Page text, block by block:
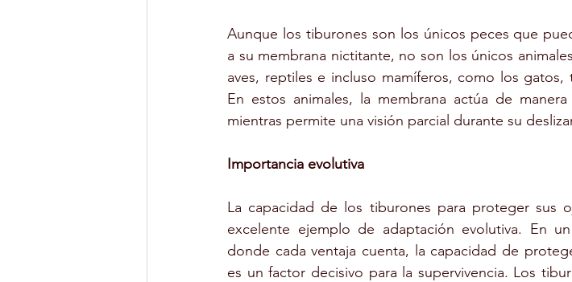
Aunque los tiburones son los únicos peces que
a su membrana nictitante, no son los únicos
aves, reptiles e incluso mamíferos, como los
En estos animales, la membrana actúa de
mientras permite una visión parcial durante su
Importancia evolutiva
La capacidad de los tiburones para proteger sus
excelente ejemplo de adaptación evolutiva. En
donde cada ventaja cuenta, la capacidad de
es un factor decisivo para la supervivencia. Los